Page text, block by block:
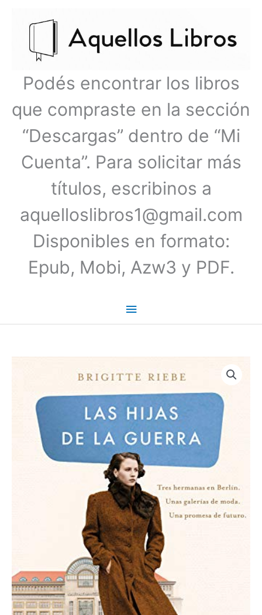
Podés encontrar los libros
que compraste en la sección
“Descargas” dentro de “Mi
Cuenta”. Para solicitar más
títulos, escribinos a
aquelloslibros1@gmail.com
Disponibles en formato:
Epub, Mobi, Azw3 y PDF.
principal